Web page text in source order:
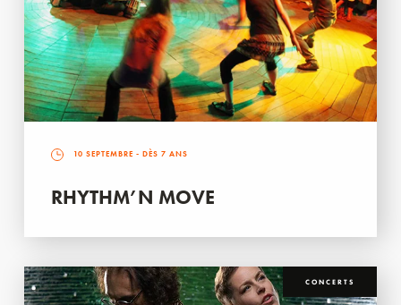
10 SEPTEMBRE - DÈS 7 ANS
RHYTHM’N MOVE
CONCERTS